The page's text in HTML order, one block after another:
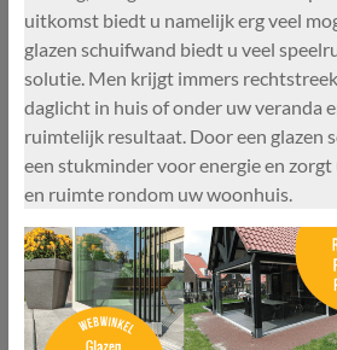
uitkomst biedt u namelijk erg veel
glazen schuifwand biedt u veel
solutie. Men krijgt immers
daglicht in huis of onder uw veranda
ruimtelijk resultaat. Door een glazen
een stukminder voor energie en
en ruimte rondom uw woonhuis.